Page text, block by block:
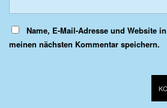
Name, E-Mail-Adresse und Website
meinen nächsten Kommentar speichern.